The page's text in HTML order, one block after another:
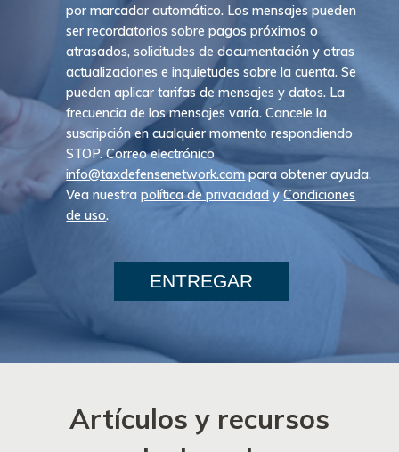
por marcador automático. Los mensajes pueden
ser recordatorios sobre pagos próximos o
atrasados, solicitudes de documentación y otras
actualizaciones e inquietudes sobre la cuenta. Se
pueden aplicar tarifas de mensajes y datos. La
frecuencia de los mensajes varía. Cancele la
suscripción en cualquier momento respondiendo
STOP. Correo electrónico
info@taxdefensenetwork.compara obtener ayuda.
Vea nuestrapolítica de privacidad yCondiciones
de uso.
ENTREGAR
Artículos y recursos